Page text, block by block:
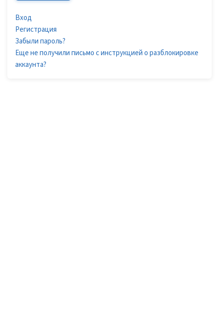
Вход
Регистрация
Забыли пароль?
Еще не получили письмо с инструкцией о разблокировке
аккаунта?